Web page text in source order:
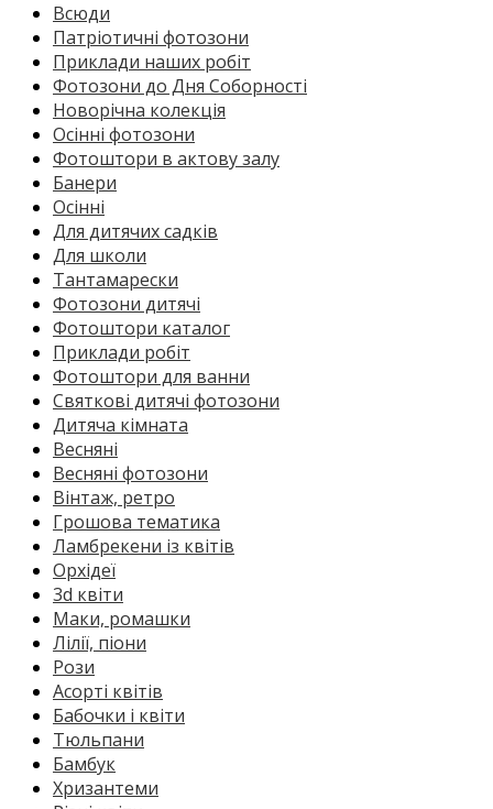
Всюди
Патріотичні фотозони
Приклади наших робіт
Фотозони до Дня Соборності
Новорічна колекція
Осінні фотозони
Фотоштори в актову залу
Банери
Осінні
Для дитячих садків
Для школи
Тантамарески
Фотозони дитячі
Фотоштори каталог
Приклади робіт
Фотоштори для ванни
Святкові дитячі фотозони
Дитяча кімната
Весняні
Весняні фотозони
Вінтаж, ретро
Грошова тематика
Ламбрекени із квітів
Орхідеї
3d квіти
Маки, ромашки
Лілії, піони
Рози
Асорті квітів
Бабочки і квіти
Тюльпани
Бамбук
Хризантеми